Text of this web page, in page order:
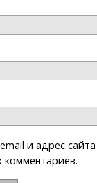
и адрес